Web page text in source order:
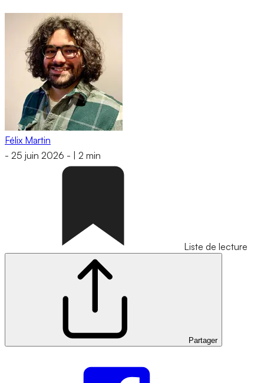
Félix Martin
- 25 juin 2026 - 2 min
Liste de lecture
Partager